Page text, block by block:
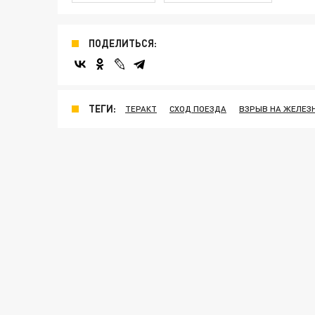
ПОДЕЛИТЬСЯ:
ТЕГИ: ТЕРАКТ СХОД ПОЕЗДА ВЗРЫВ НА